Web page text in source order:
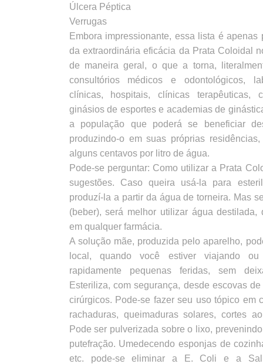
Úlcera Péptica
Verrugas
Embora impressionante, essa lista é
da extraordinária eficácia da Prata Coloidal
de maneira geral, o que a torna,
consultórios médicos e odontológicos,
clínicas, hospitais, clínicas terapêuticas,
ginásios de esportes e academias de
a população que poderá se beneficiar
produzindo-o em suas próprias
alguns centavos por litro de água.
Pode-se perguntar: Como utilizar a Prata
sugestões. Caso queira usá-la para
produzí-la a partir da água de torneira. Mas
(beber), será melhor utilizar água destilada,
em qualquer farmácia.
A solução mãe, produzida pelo aparelho,
local, quando você estiver viajando ou
rapidamente pequenas feridas, sem
Esteriliza, com segurança, desde escovas
cirúrgicos. Pode-se fazer seu uso tópico em
rachaduras, queimaduras solares, cortes
Pode ser pulverizada sobre o lixo,
putefração. Umedecendo esponjas de
etc. pode-se eliminar a E. Coli e a